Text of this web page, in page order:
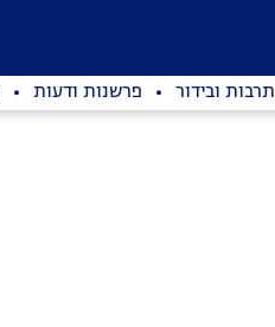
תרבות ובידור פרשנות ודעות